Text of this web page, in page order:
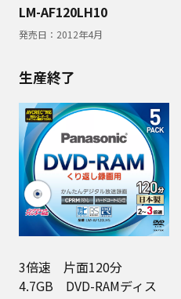
LM-AF120LH10
発売日： 2012年4月
生産終了
3倍速 片面120分
4.7GB DVD-RAMディス